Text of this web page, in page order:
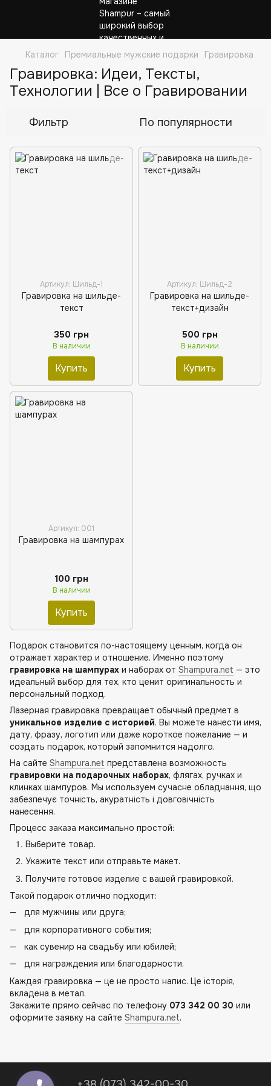
Каталог Премиальные мужские подарки Гравировка
Гравировка: Идеи, Тексты,
Технологии | Все о Гравировании
Фильтр По популярности
Артикул: Шильд-1
Гравировка на шильде-
текст
350 грн
В наличии
Купить
Артикул: Шильд-2
Гравировка на шильде-
текст+дизайн
500 грн
В наличии
Купить
Артикул: 001
Гравировка на шампурах
100 грн
В наличии
Купить
Подарок становится по-настоящему ценным, когда он
отражает характер и отношение. Именно поэтому
гравировка на шампурах и наборах от Shampura.net — это
идеальный выбор для тех, кто ценит оригинальность и
персональный подход.
Лазерная гравировка превращает обычный предмет в
уникальное изделие с историей. Вы можете нанести имя,
дату, фразу, логотип или даже короткое пожелание — и
создать подарок, который запомнится надолго.
На сайте Shampura.net представлена возможность
гравировки на подарочных наборах, флягах, ручках и
клинках шампуров. Мы используем сучасне обладнання, що
забезпечує точність, акуратність і довговічність
нанесення.
Процесс заказа максимально простой:
Выберите товар.
Укажите текст или отправьте макет.
Получите готовое изделие с вашей гравировкой.
Такой подарок отлично подходит:
для мужчины или друга;
для корпоративного события;
как сувенир на свадьбу или юбилей;
для награждения или благодарности.
Каждая гравировка — це не просто напис. Це історія,
вкладена в метал.
Закажите прямо сейчас по телефону 073 342 00 30 или
оформите заявку на сайте Shampura.net.